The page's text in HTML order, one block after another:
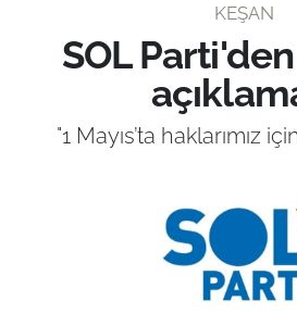
KEŞAN
SOL Parti'den
"1 Mayıs’ta haklarımız
ASAYİŞ